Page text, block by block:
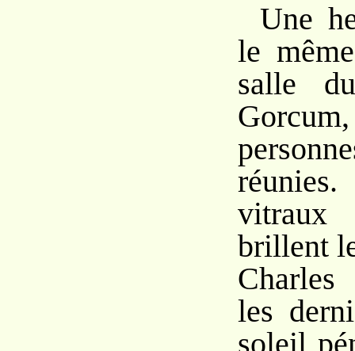
Une
le
salle
vitraux
brillent
les
soleil